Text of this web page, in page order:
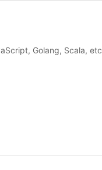
Golang, Scala, etc